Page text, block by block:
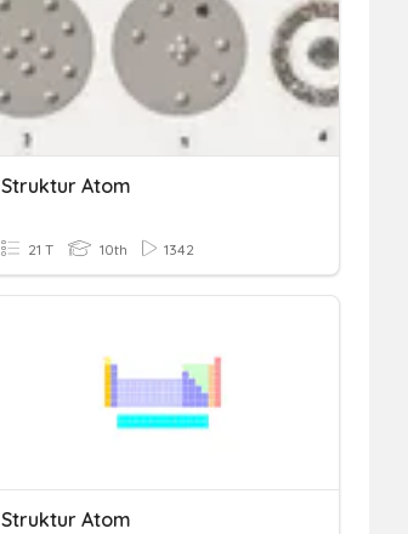
Struktur Atom
21 T 10th 1342
Struktur Atom